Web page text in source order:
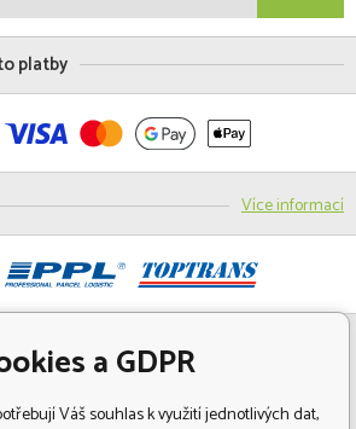
platby
Více informací
a GDPR
Váš souhlas k využití jednotlivých dat,